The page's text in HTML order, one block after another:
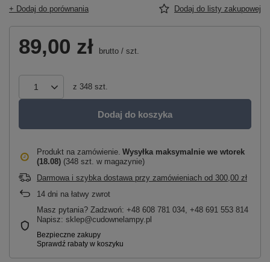
+ Dodaj do porównania Dodaj do listy zakupowej
89,00 zł brutto / szt.
z 348 szt.
Dodaj do koszyka
Produkt na zamówienie Wysyłka maksymalnie we wtorek
(18.08) (348 szt. w magazynie)
Darmowa i szybka dostawa przy zamówieniach od 300,00 zł
14 dni na łatwy zwrot
Masz pytania? Zadzwoń: +48 608 781 034, +48 691 553 814
Napisz: sklep@cudownelampy.pl